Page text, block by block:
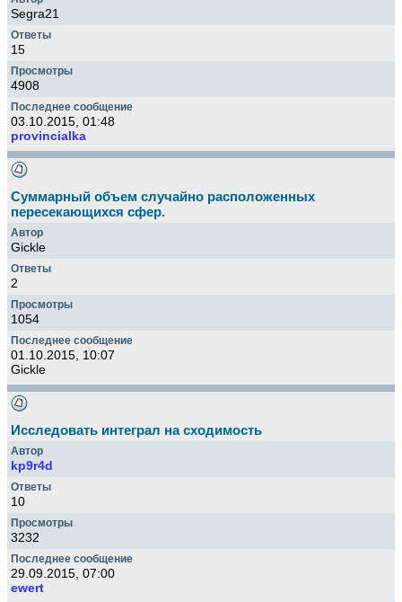
Segra21
15
4908
03.10.2015, 01:48
provincialka
Суммарный объем случайно расположенных
пересекающихся сфер.
Gickle
2
1054
01.10.2015, 10:07
Gickle
Исследовать интеграл на сходимость
kp9r4d
10
3232
29.09.2015, 07:00
ewert